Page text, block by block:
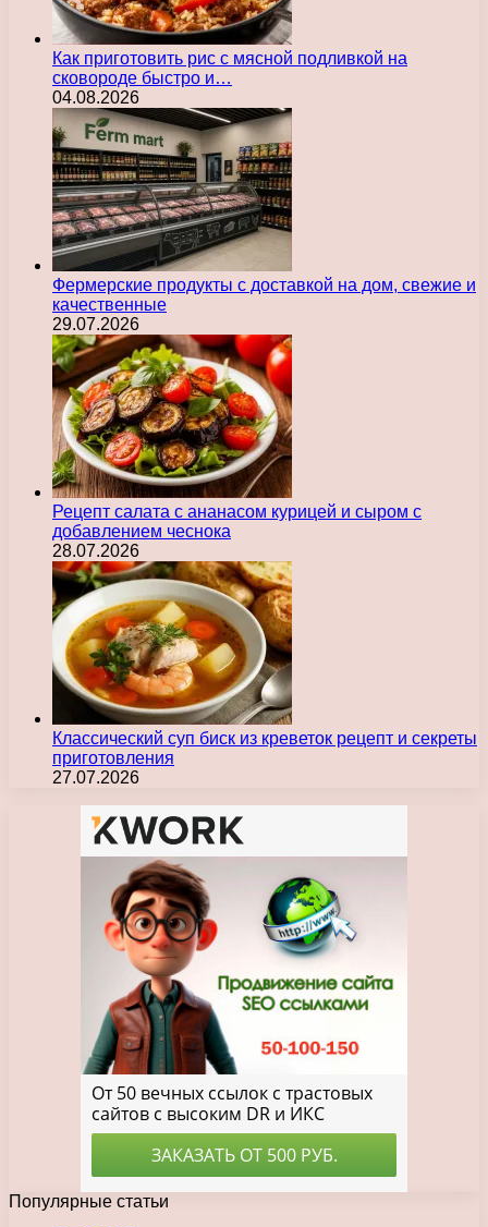
Как приготовить рис с мясной подливкой на
сковороде быстро и…
04.08.2026
Фермерские продукты с доставкой на дом, свежие и
качественные
29.07.2026
Рецепт салата с ананасом курицей и сыром с
добавлением чеснока
28.07.2026
Классический суп биск из креветок рецепт и секреты
приготовления
27.07.2026
Популярные статьи